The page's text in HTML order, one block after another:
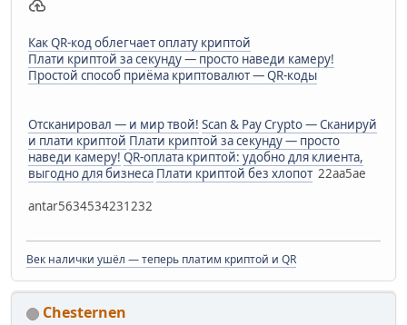
Как QR-код облегчает оплату криптой
Плати криптой за секунду — просто наведи камеру!
Простой способ приёма криптовалют — QR-коды
Отсканировал — и мир твой! Scan & Pay Crypto — Сканируй
и плати криптой Плати криптой за секунду — просто
наведи камеру! QR-оплата криптой: удобно для клиента,
выгодно для бизнеса Плати криптой без хлопот 22aa5ae
antar5634534231232
Век налички ушёл — теперь платим криптой и QR
Chesternen